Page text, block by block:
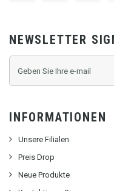
NEWSLETTER
INFORMATIONEN
Unsere Filialen
Preis Drop
Neue Produkte